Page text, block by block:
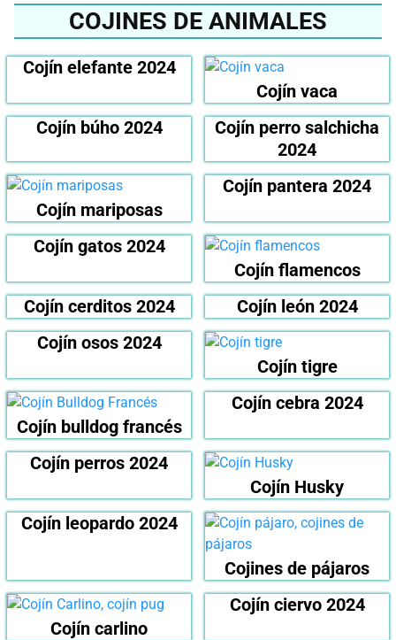
COJINES DE ANIMALES
Cojín elefante 2024
Cojín vaca
Cojín búho 2024
Cojín perro salchicha
2024
Cojín mariposas
Cojín pantera 2024
Cojín gatos 2024
Cojín flamencos
Cojín cerditos 2024
Cojín león 2024
Cojín osos 2024
Cojín tigre
Cojín bulldog francés
Cojín cebra 2024
Cojín perros 2024
Cojín Husky
Cojín leopardo 2024
Cojines de pájaros
Cojín carlino
Cojín ciervo 2024